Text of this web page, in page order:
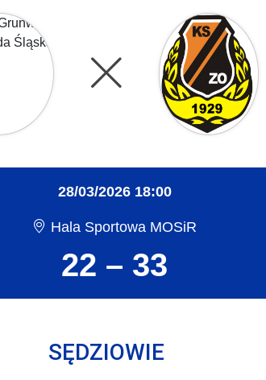
28/03/2026 18:00
Hala Sportowa MOSiR
22 – 33
SĘDZIOWIE